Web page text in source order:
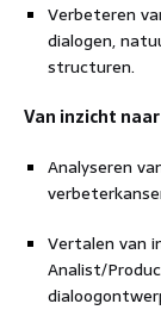
Verbeteren
dialogen,
structuren.
Van inzicht
Analyseren
Vertalen van
Analist/